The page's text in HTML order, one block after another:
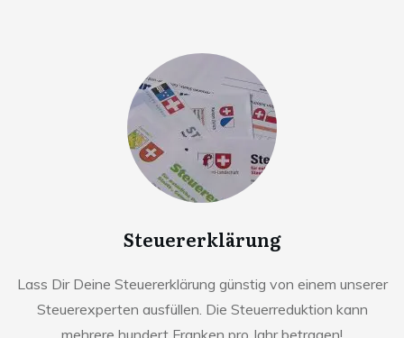
Steuererklärung
Lass Dir Deine Steuererklärung günstig von einem unserer
Steuerexperten ausfüllen. Die Steuerreduktion kann
mehrere hundert Franken pro Jahr betragen!